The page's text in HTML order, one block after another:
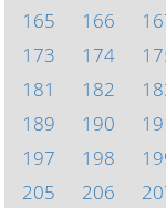
165
166
173
174
181
182
189
190
197
198
205
206